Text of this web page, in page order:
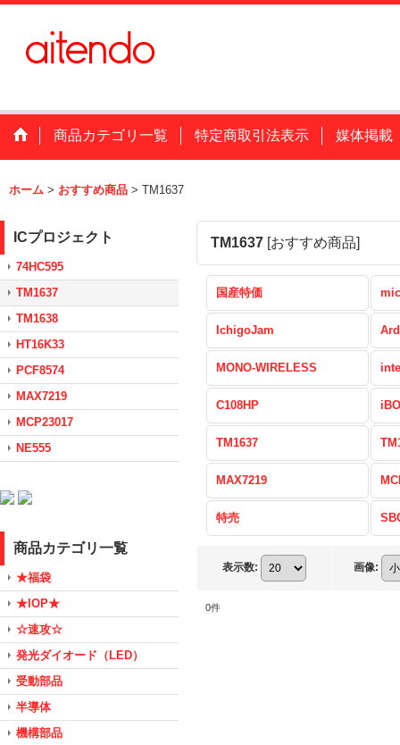
商品カテゴリ一覧 特定商取引法表示 媒体掲載
ホーム > おすすめ商品 > TM1637
ICプロジェクト
74HC595
TM1637
TM1638
HT16K33
PCF8574
MAX7219
MCP23017
NE555
商品カテゴリ一覧
★福袋
★IOP★
☆速攻☆
発光ダイオード（LED）
受動部品
半導体
機構部品
TM1637 [おすすめ商品]
国産特価
IchigoJam
MONO-WIRELESS
C108HP
TM1637
MAX7219
特売
表示数: 画像:
0件